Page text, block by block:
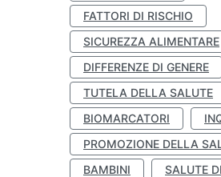
FATTORI DI RISCHIO
SICUREZZA ALIMENTARE
DIFFERENZE DI GENERE
TUTELA DELLA SALUTE
BIOMARCATORI
PROMOZIONE DELLA
BAMBINI
SALUTE